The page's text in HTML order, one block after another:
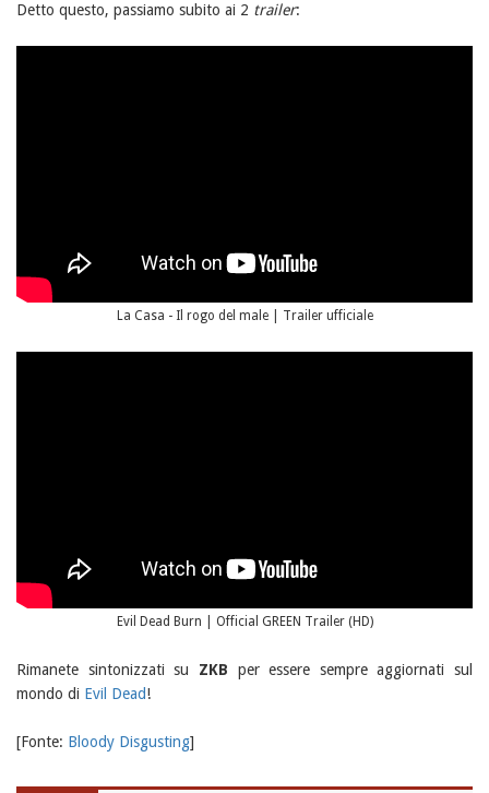
Detto questo, passiamo subito ai 2 trailer:
La Casa - Il rogo del male | Trailer ufficiale
Evil Dead Burn | Official GREEN Trailer (HD)
Rimanete sintonizzati su ZKB per essere sempre aggiornati sul
mondo di Evil Dead!
[Fonte: Bloody Disgusting]